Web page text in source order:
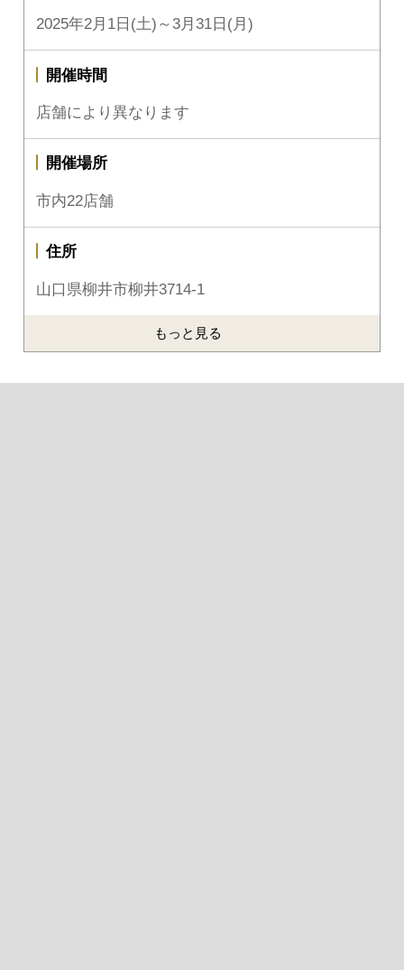
2025年2月1日(土)～3月31日(月)
開催時間
店舗により異なります
開催場所
市内22店舗
住所
山口県柳井市柳井3714-1
もっと見る